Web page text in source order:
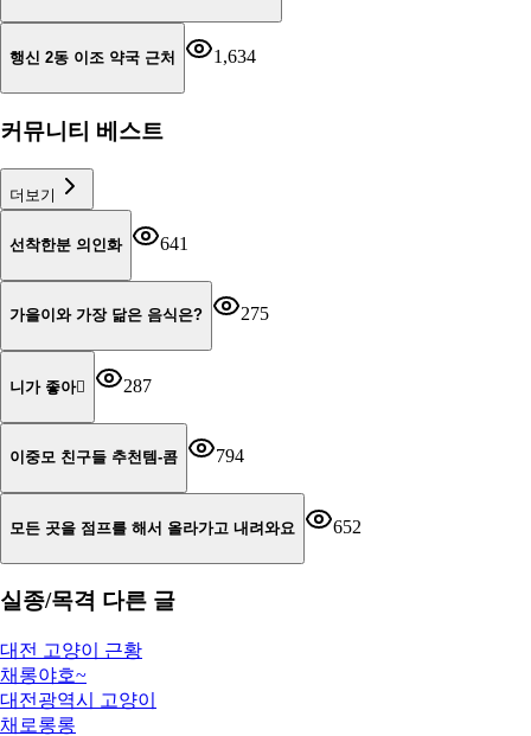
행신 2동 이조 약국 근처 1,634
커뮤니티 베스트
더보기
선착한분 의인화 641
가을이와 가장 닮은 음식은? 275
니가 좋아🫪 287
이중모 친구들 추천템-콤 794
모든 곳을 점프를 해서 올라가고 내려와요 652
실종/목격 다른 글
대전 고양이 근황
채롱야호~
대전광역시 고양이
채로롱롱